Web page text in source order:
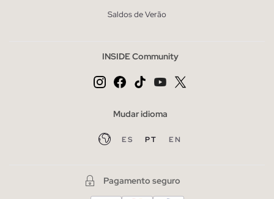
Saldos de Verão
INSIDE Community
Mudar idioma
ES PT EN
Pagamento seguro